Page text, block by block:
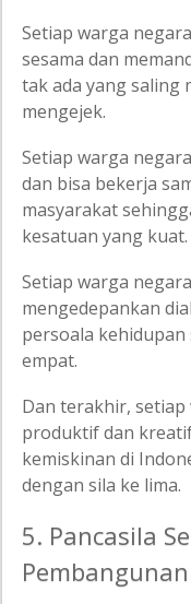
Setiap warga
sesama dan
tak ada yang saling
mengejek.
Setiap warga
dan bisa bekerja
masyarakat
kesatuan yang kuat.
Setiap warga
mengedepankan
persoala kehidupan
empat.
Dan terakhir,
produktif dan
kemiskinan di
dengan sila ke lima.
5. Pancasila